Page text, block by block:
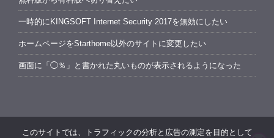
一時的にKINGSOFT Internet Security 2017を無効にしたい
ホームページをStarthome以外のサイトに変更したい
画面に「◯％」と書かれた丸いものが表示されるようになった
このサイトでは、トラフィックの分析と広告の測定を目的として